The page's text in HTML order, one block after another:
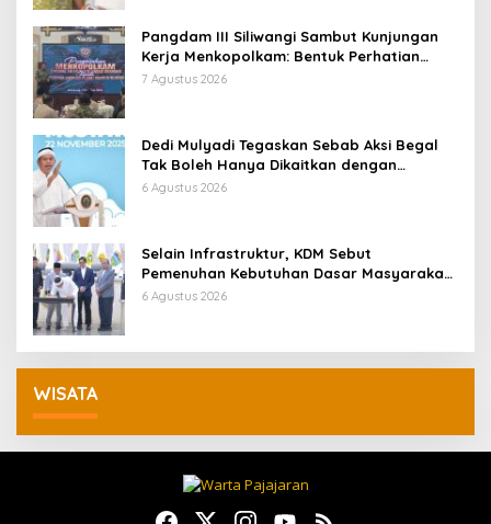
Pangdam III Siliwangi Sambut Kunjungan
Kerja Menkopolkam: Bentuk Perhatian
Pemerintah
7 Agustus 2026
Dedi Mulyadi Tegaskan Sebab Aksi Begal
Tak Boleh Hanya Dikaitkan dengan
Ekonomi
6 Agustus 2026
Selain Infrastruktur, KDM Sebut
Pemenuhan Kebutuhan Dasar Masyarakat
Jadi Fokus APBD Jabar 2027
6 Agustus 2026
WISATA